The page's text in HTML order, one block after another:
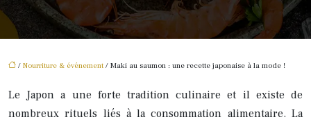
/ Nourriture & événement / Maki au saumon : une recette japonaise à la mode !
Le Japon a une forte tradition culinaire et il existe de
nombreux rituels liés à la consommation alimentaire. La